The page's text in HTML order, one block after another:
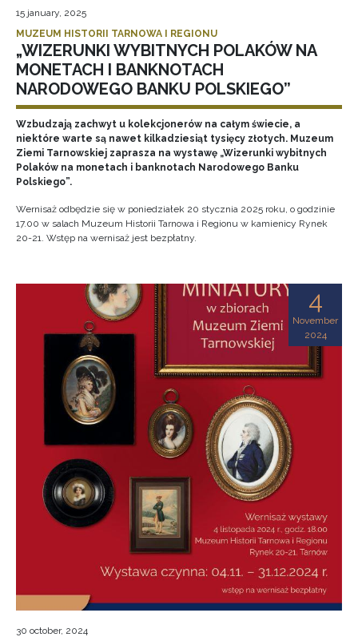
15 january, 2025
MUZEUM HISTORII TARNOWA I REGIONU
„WIZERUNKI WYBITNYCH POLAKÓW NA
MONETACH I BANKNOTACH
NARODOWEGO BANKU POLSKIEGO”
Wzbudzają zachwyt u kolekcjonerów na całym świecie, a
niektóre warte są nawet kilkadziesiąt tysięcy złotych. Muzeum
Ziemi Tarnowskiej zaprasza na wystawę „Wizerunki wybitnych
Polaków na monetach i banknotach Narodowego Banku
Polskiego”.
Wernisaż odbędzie się w poniedziałek 20 stycznia 2025 roku, o godzinie
17.00 w salach Muzeum Historii Tarnowa i Regionu w kamienicy Rynek
20-21. Wstęp na wernisaż jest bezpłatny.
4
November
2024
30 october, 2024